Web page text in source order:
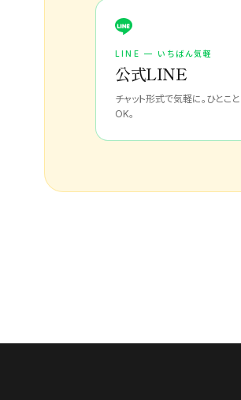
LINE — いちばん気軽
公式LINE
チャット形式で気軽に。ひとこ
OK。